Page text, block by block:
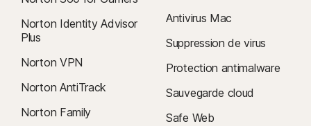
Norton Identity Advisor
Plus
Norton VPN
Norton AntiTrack
Norton Family
Antivirus Mac
Suppression de virus
Protection antimalware
Sauvegarde cloud
Safe Web